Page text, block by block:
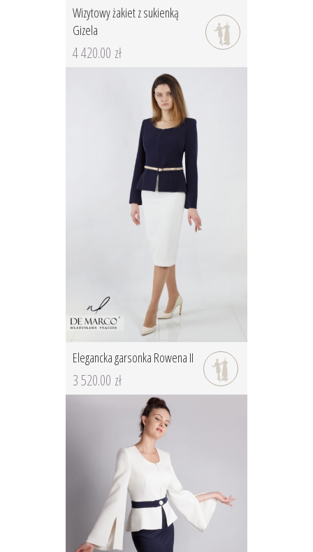
Wizytowy żakiet z sukienką
Gizela
4 420.00 zł
Elegancka garsonka Rowena II
3 520.00 zł